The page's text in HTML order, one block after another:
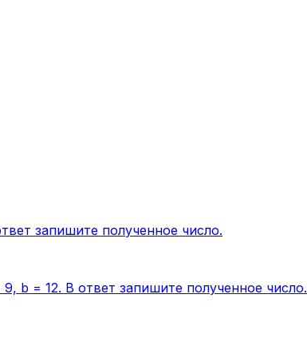
запишите полученное число.
b = 12. В ответ запишите полученное число.